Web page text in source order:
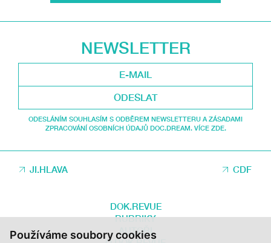
Používáme soubory cookies
NEWSLETTER
ODESLAT
ODESLÁNÍM SOUHLASÍM S ODBĚREM NEWSLETTERU A ZÁSADAMI
ZPRACOVÁNÍ OSOBNÍCH ÚDAJŮ DOC.DREAM. VÍCE ZDE.
JI.HLAVA CDF
DOK.REVUE
RUBRIKY
AUTOŘI